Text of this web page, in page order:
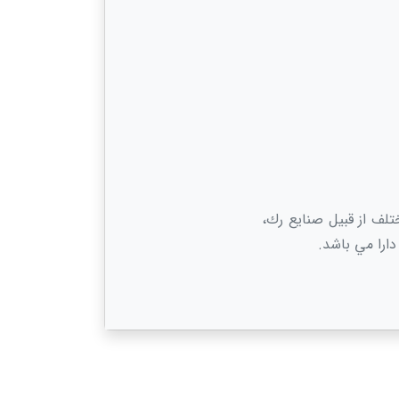
از قبيل صنايع رك،
مي باشد.